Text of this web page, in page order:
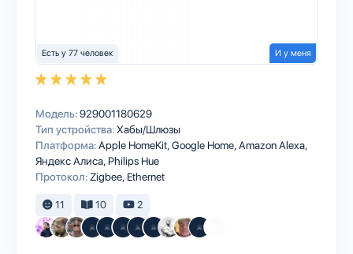
Есть у 77 человек И у меня
Модель:929001180629
Тип устройства:Хабы/Шлюзы
Платформа:Apple HomeKitGoogle HomeAmazon Alexa
Яндекс Алиса Philips Hue
Протокол: Zigbee Ethernet
11 10 2